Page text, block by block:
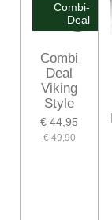
Combi-
Deal
Combi
Deal
Viking
Style
€ 44,95
€ 49,90